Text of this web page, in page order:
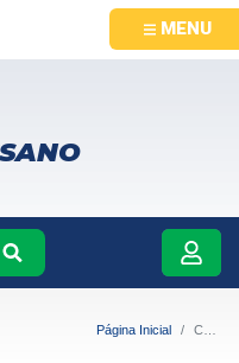
MENU
Página Inicial Covid - Vacinação